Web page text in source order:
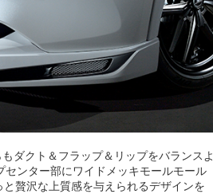
ダクト＆フラップ＆リップをバランスよ
ンター部にワイドメッキモールモール
贅沢な上質感を与えられるデザインを